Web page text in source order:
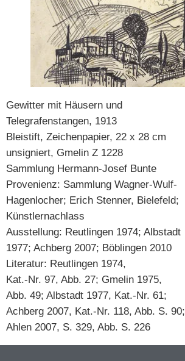
Gewitter mit Häusern und
Telegrafenstangen, 1913
Bleistift, Zeichenpapier, 22 x 28 cm
unsigniert, Gmelin Z 1228
Sammlung Hermann-Josef Bunte
Provenienz: Sammlung Wagner-Wulf-
Hagenlocher; Erich Stenner, Bielefeld;
Künstlernachlass
Ausstellung: Reutlingen 1974; Albstadt
1977; Achberg 2007; Böblingen 2010
Literatur: Reutlingen 1974,
Kat.-Nr. 97, Abb. 27; Gmelin 1975,
Abb. 49; Albstadt 1977, Kat.-Nr. 61;
Achberg 2007, Kat.-Nr. 118, Abb. S. 90;
Ahlen 2007, S. 329, Abb. S. 226